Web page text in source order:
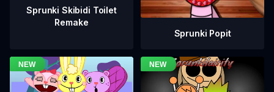
Sprunki Skibidi Toilet
Remake
Sprunki Popit